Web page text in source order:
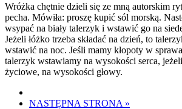
Wróżka chętnie dzieli się ze mną autorskim
pecha. Mówiła: proszę kupić sól morską.
wsypać na biały talerzyk i wstawić go na
Jeżeli łóżko trzeba składać na dzień, to
wstawić na noc. Jeśli mamy kłopoty w
talerzyk wstawiamy na wysokości serca,
życiowe, na wysokości głowy.
NASTĘPNA STRONA »